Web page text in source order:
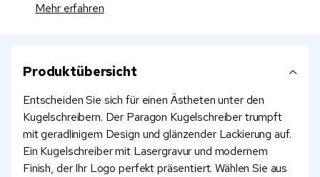
Mehr erfahren
Produktübersicht
Entscheiden Sie sich für einen Ästheten unter den
Kugelschreibern. Der Paragon Kugelschreiber trumpft
mit geradlinigem Design und glänzender Lackierung auf.
Ein Kugelschreiber mit Lasergravur und modernem
Finish, der Ihr Logo perfekt präsentiert. Wählen Sie aus